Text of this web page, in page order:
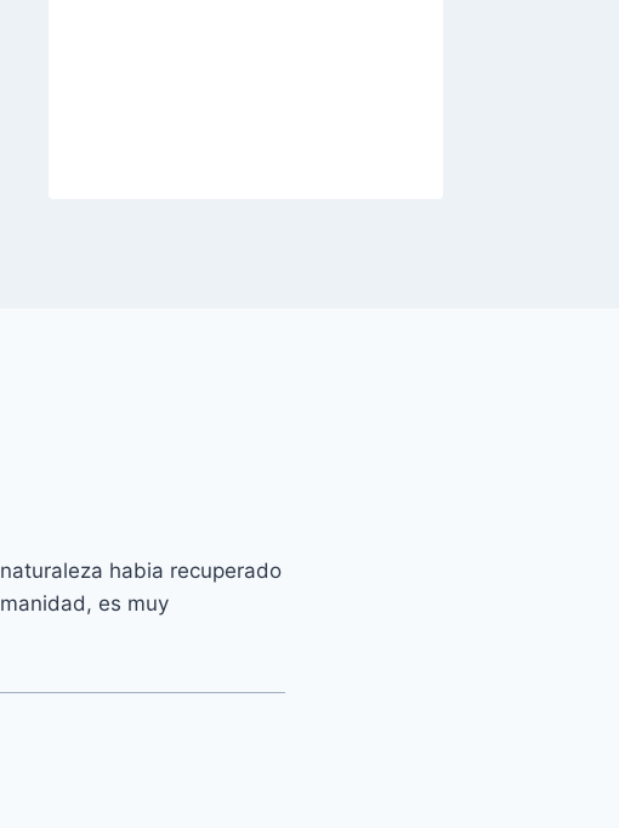
habia recuperado
es muy